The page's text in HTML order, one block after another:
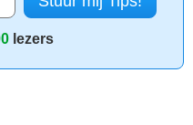
lezers